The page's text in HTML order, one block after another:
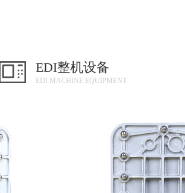
EDI整机设备
EDI MACHINE EQUIPMENT